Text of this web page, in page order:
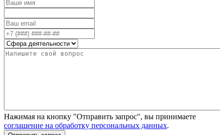
Нажимая на кнопку "Отправить запрос", вы принимаете
соглашение на обработку персональных данных.